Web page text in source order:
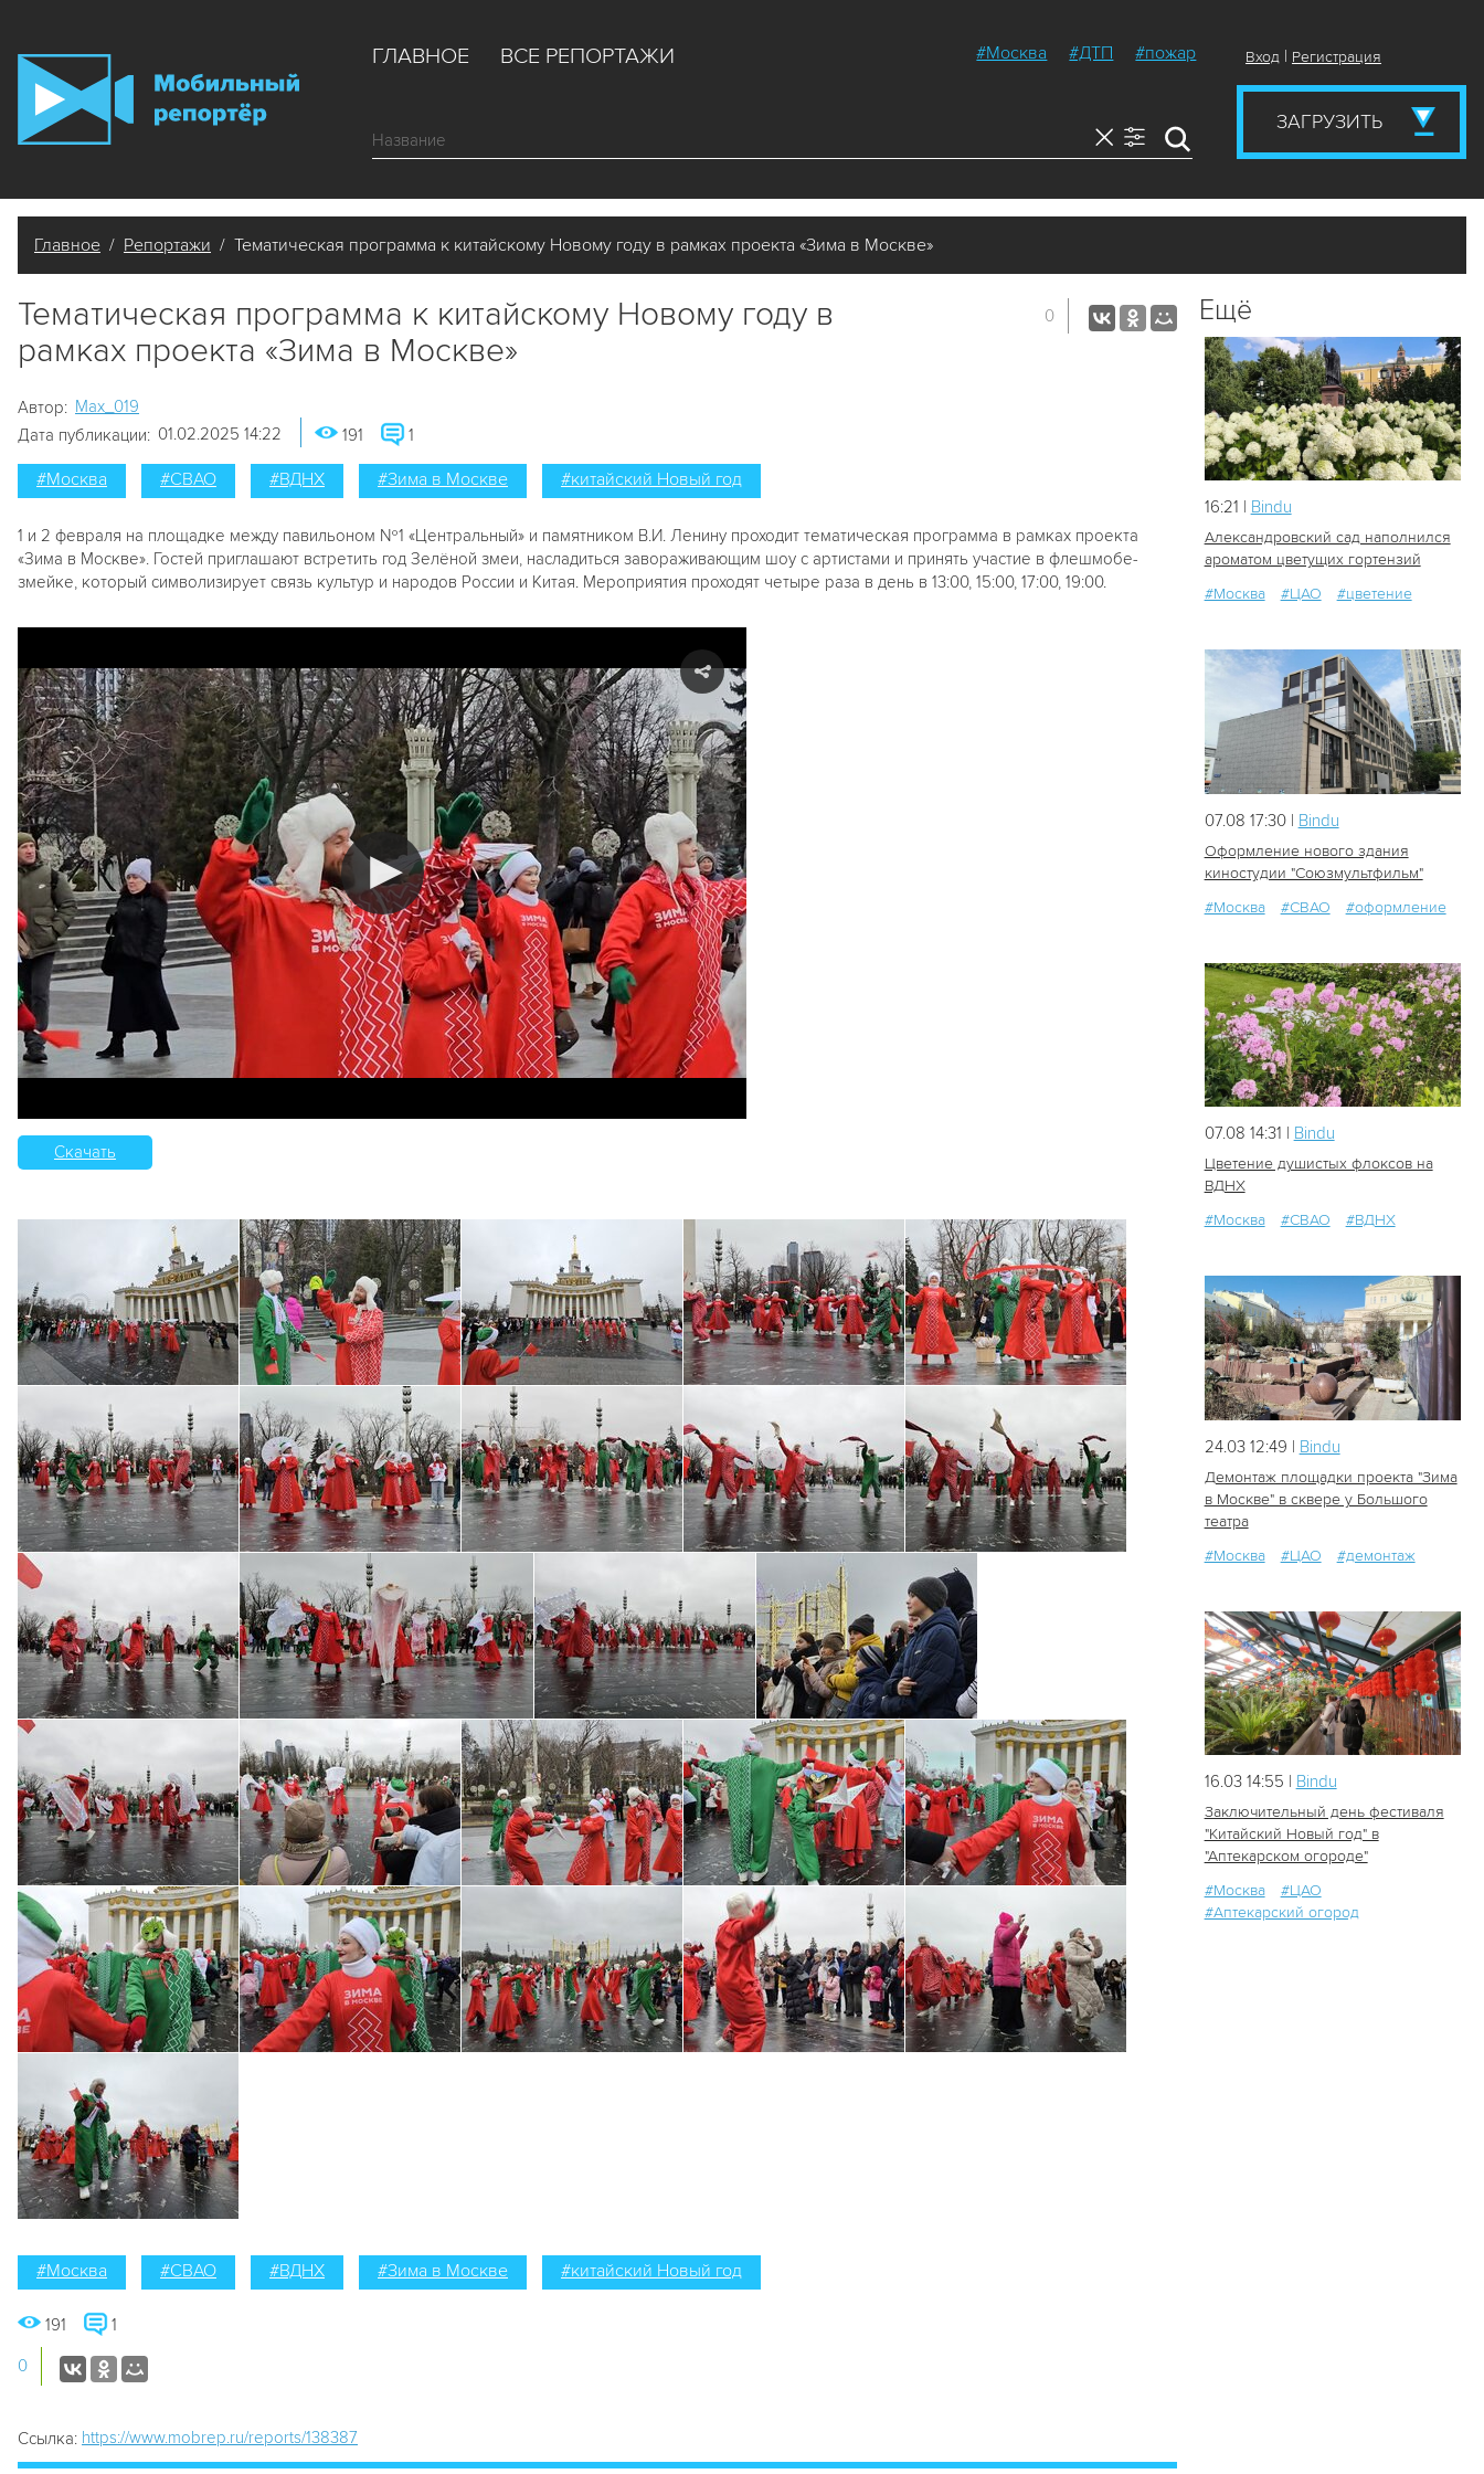
ГЛАВНОЕ ВСЕ РЕПОРТАЖИ #Москва #ДТП #пожар Вход | Регистрация
ЗАГРУЗИТЬ
Главное / Репортажи / Тематическая программа к китайскому Новому году в рамках проекта «Зима в Москве»
Тематическая программа к китайскому Новому году в
рамках проекта «Зима в Москве»
0
Автор: Мах_019
Дата публикации: 01.02.2025 14:22 191 1
#Москва #СВАО #ВДНХ #Зима в Москве #китайский Новый год
1 и 2 февраля на площадке между павильоном №1 «Центральный» и памятником В.И. Ленину проходит тематическая программа в рамках проекта
«Зима в Москве». Гостей приглашают встретить год Зелёной змеи, насладиться завораживающим шоу с артистами и принять участие в флешмобе-
змейке, который символизирует связь культур и народов России и Китая. Мероприятия проходят четыре раза в день в 13:00, 15:00, 17:00, 19:00.
Скачать
#Москва #СВАО #ВДНХ #Зима в Москве #китайский Новый год
191 1
0
Ссылка: https://www.mobrep.ru/reports/138387
Ещё
8
16:21 | Bindu
Александровский сад наполнился
ароматом цветущих гортензий
#Москва
#ЦАО #цветение
32 0
07.08 17:30 | Bindu
Оформление нового здания
киностудии "Союзмультфильм"
#Москва
#СВАО #оформление
29
07.08 14:31 | Bindu
Цветение душистых флоксов на
ВДНХ
#Москва
#СВАО #ВДНХ
24.03 12:49 | Bindu
Демонтаж площадки проекта "Зима
в Москве" в сквере у Большого
театра
#Москва
#ЦАО #демонтаж
16.03 14:55 | Bindu
Заключительный день фестиваля
"Китайский Новый год" в
"Аптекарском огороде"
#Москва
#ЦАО
#Аптекарский огород